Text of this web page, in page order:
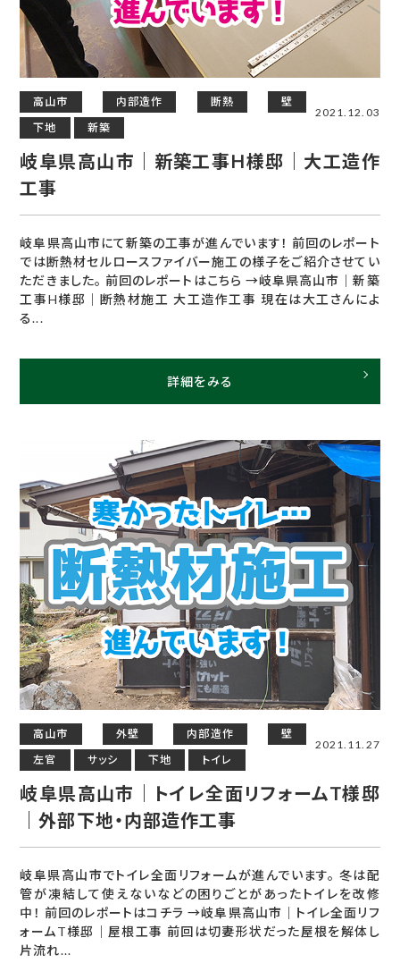
高山市 内部造作 断熱
壁
下地
新築
2021.12.03
岐阜県高山市｜新築工事H様邸｜大工造作
工事
岐阜県高山市にて新築の工事が進んでいます！ 前回のレポート
では断熱材セルロースファイバー施工の様子をご紹介させてい
ただきました。 前回のレポートはこちら →岐阜県高山市｜新築
工事H様邸｜断熱材施工 大工造作工事 現在は大工さんによ
る...
詳細をみる
高山市 外壁 内部造作
壁
左官
サッシ 下地 トイレ
2021.11.27
岐阜県高山市｜トイレ全面リフォームT様邸
｜外部下地・内部造作工事
岐阜県高山市でトイレ全面リフォームが進んでいます。 冬は配
管が凍結して使えないなどの困りごとがあったトイレを改修
中！ 前回のレポートはコチラ →岐阜県高山市｜トイレ全面リフ
ォームT様邸｜屋根工事 前回は切妻形状だった屋根を解体し
片流れ...